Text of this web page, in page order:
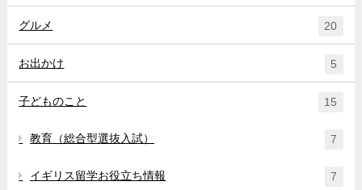
グルメ 20
お出かけ 5
子どものこと 15
教育（総合型選抜入試） 7
イギリス留学お役立ち情報 7